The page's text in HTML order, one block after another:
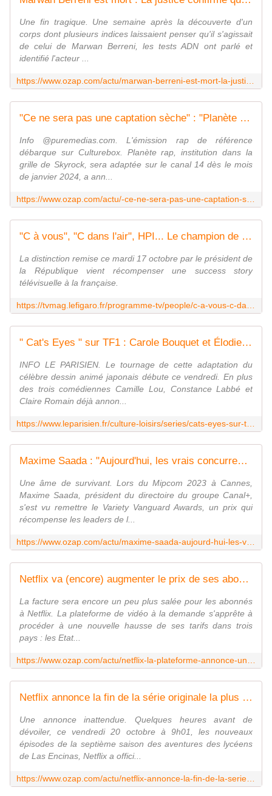
Une fin tragique. Une semaine après la découverte d'un
corps dont plusieurs indices laissaient penser qu'il s'agissait
de celui de Marwan Berreni, les tests ADN ont parlé et
identifié l'acteur ...
"Ce ne sera pas une captation sèche" : "Planète rap", l'émission culte de Fred Musa sur Skyrock, débarque sur Culturebox dès janvier 2024
Info @puremedias.com. L'émission rap de référence
débarque sur Culturebox. Planète rap, institution dans la
grille de Skyrock, sera adaptée sur le canal 14 dès le mois
de janvier 2024, a ann...
"C à vous", "C dans l'air", HPI... Le champion de la production Pierre-Antoine Capton décoré de la Légion d'honneur
La distinction remise ce mardi 17 octobre par le président de
la République vient récompenser une success story
télévisuelle à la française.
" Cat's Eyes " sur TF1 : Carole Bouquet et Élodie Fontan rejoignent le casting
INFO LE PARISIEN. Le tournage de cette adaptation du
célèbre dessin animé japonais débute ce vendredi. En plus
des trois comédiennes Camille Lou, Constance Labbé et
Claire Romain déjà annon...
Maxime Saada : "Aujourd'hui, les vrais concurrents de Canal+ sont Amazon et Youtube"
Une âme de survivant. Lors du Mipcom 2023 à Cannes,
Maxime Saada, président du directoire du groupe Canal+,
s'est vu remettre le Variety Vanguard Awards, un prix qui
récompense les leaders de l...
Netflix va (encore) augmenter le prix de ses abonnements en France
La facture sera encore un peu plus salée pour les abonnés
à Netflix. La plateforme de vidéo à la demande s'apprête à
procéder à une nouvelle hausse de ses tarifs dans trois
pays : les Etat...
Netflix annonce la fin de la série originale la plus longue de son histoire
Une annonce inattendue. Quelques heures avant de
dévoiler, ce vendredi 20 octobre à 9h01, les nouveaux
épisodes de la septième saison des aventures des lycéens
de Las Encinas, Netflix a offici...